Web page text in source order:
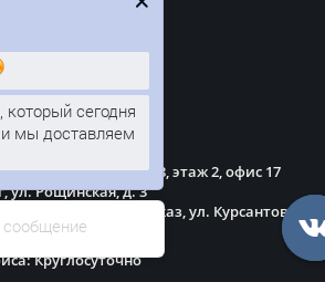
д. 32, кор. 8, этаж 2, офис 17
ул. Рощинская, д. 3
Алания, г. Владикавказ, ул. Курсантов-
Круглосуточно
который сегодня
мы доставляем